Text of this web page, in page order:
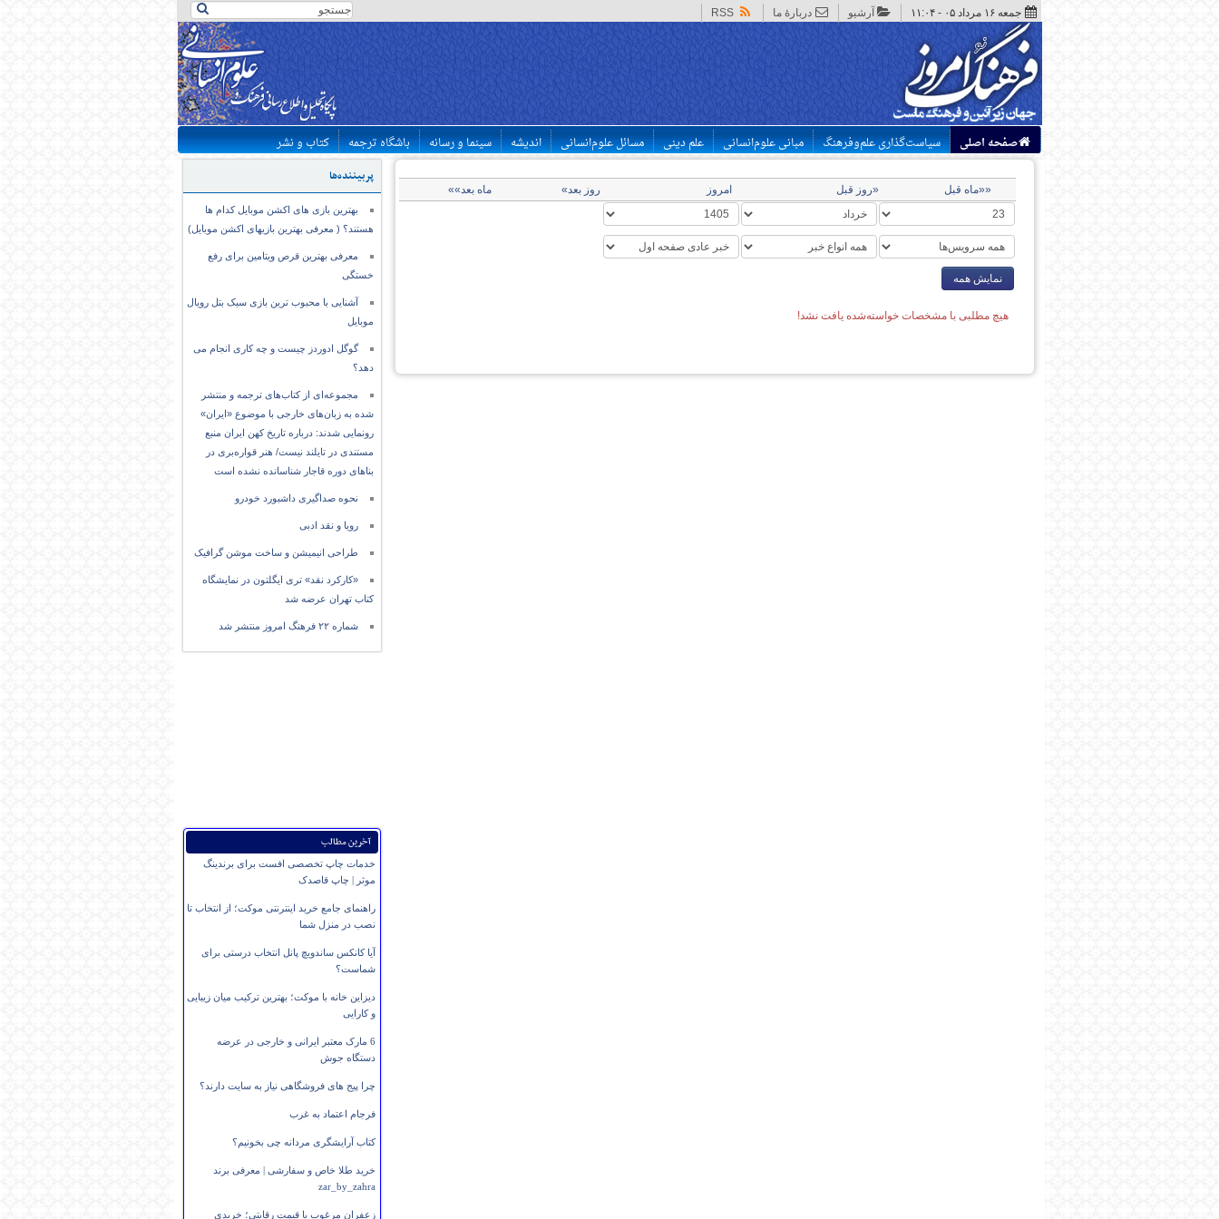
جمعه ۱۶ مرداد ۰۵ - ۱۱:۰۴ آرشیو دربارهٔ ما RSS
صفحه اصلی سیاست‌گذاری علم‌وفرهنگ مبانی علوم‌انسانی علم دینی مسائل علوم‌انسانی اندیشه سینما و رسانه باشگاه ترجمه کتاب و نشر
پربیننده‌ها
بهترین بازی های اکشن موبایل کدام ها
هستند؟ ( معرفی بهترین بازیهای اکشن موبایل)
معرفی بهترین قرص ویتامین برای رفع
خستگی
آشنایی با محبوب ترین بازی سبک بتل رویال
موبایل
گوگل ادوردز چیست و چه کاری انجام می
دهد؟
مجموعه‌ای از کتاب‌های ترجمه و منتشر
شده به زبان‌های خارجی با موضوع «ایران»
رونمایی شدند: درباره تاریخ کهن ایران منبع
مستندی در تایلند نیست/ هنر قواره‌بری در
بناهای دوره قاجار شناسانده نشده است
نحوه صداگیری داشبورد خودرو
رویا و نقد ادبی
طراحی انیمیشن و ساخت موشن گرافیک
«کارکرد نقد» تری ایگلتون در نمایشگاه
کتاب تهران عرضه شد
شماره ۲۲ فرهنگ امروز منتشر شد
آخرین مطالب
خدمات چاپ تخصصی افست برای برندینگ
موثر | چاپ قاصدک
راهنمای جامع خرید اینترنتی موکت؛ از انتخاب تا
نصب در منزل شما
آیا کانکس ساندویچ پانل انتخاب درستی برای
شماست؟
دیزاین خانه با موکت؛ بهترین ترکیب میان زیبایی
و کارایی
6 مارک معتبر ایرانی و خارجی در عرضه
دستگاه جوش
چرا پیج های فروشگاهی نیاز به سایت دارند؟
فرجام اعتماد به غرب
کتاب آرایشگری مردانه چی بخونیم؟
خرید طلا خاص و سفارشی | معرفی برند
zar_by_zahra
زعفران مرغوب با قیمت رقابتی؛ خریدی
««ماه قبل «روز قبل امروز روز بعد» ماه بعد»»
نمایش همه
هیچ مطلبی با مشخصات خواسته‌شده یافت نشد!